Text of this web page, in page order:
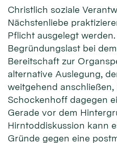
Christlich soziale
Nächstenliebe
Pflicht ausgelegt
Begründungslast bei
Bereitschaft zur
alternative Auslegung,
weitgehend
Schockenhoff dagegen
Gerade vor dem
Hirntoddiskussion kann
Gründe gegen eine